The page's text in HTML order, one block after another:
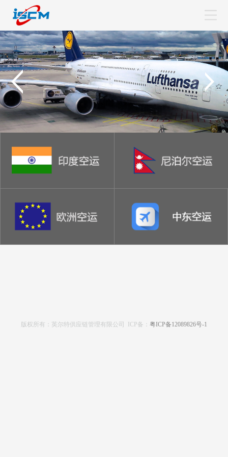
版权所有：英尔特供应链管理有限公司 ICP备： 粤ICP备12089826号-1